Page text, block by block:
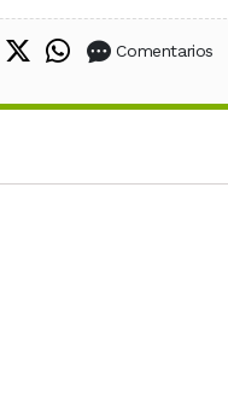
en
Compartir en X
Compartir en
Comentarios